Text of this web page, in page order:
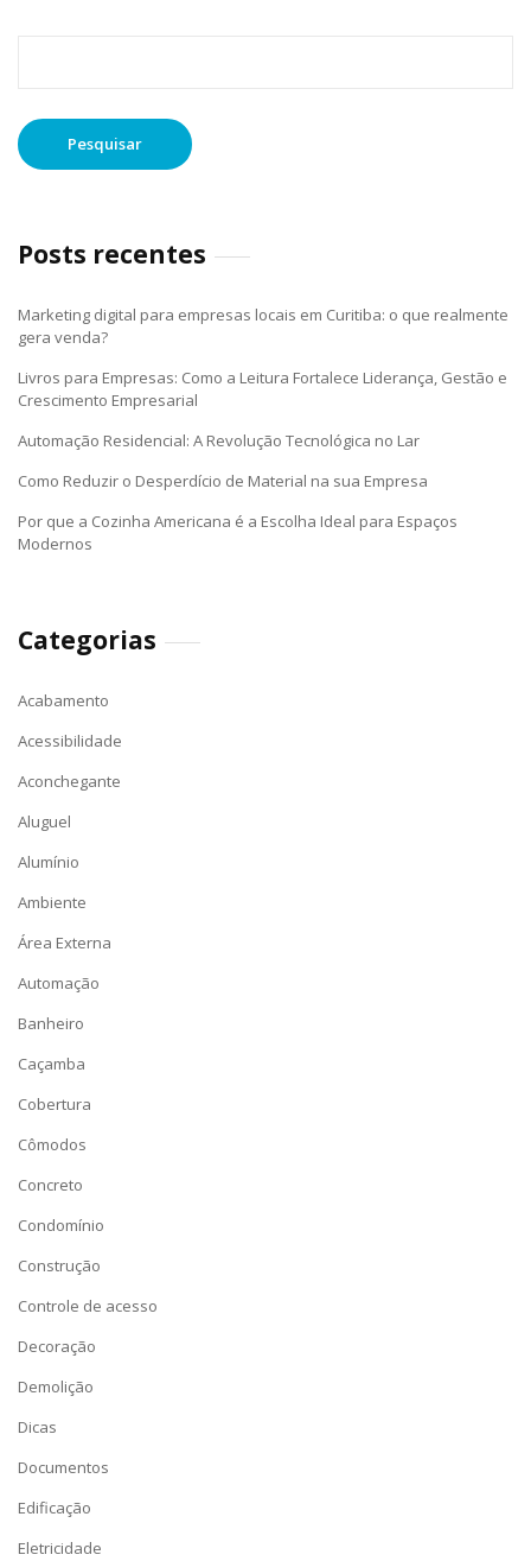
Posts recentes
Marketing digital para empresas locais em Curitiba: o que realmente
gera venda?
Livros para Empresas: Como a Leitura Fortalece Liderança, Gestão e
Crescimento Empresarial
Automação Residencial: A Revolução Tecnológica no Lar
Como Reduzir o Desperdício de Material na sua Empresa
Por que a Cozinha Americana é a Escolha Ideal para Espaços
Modernos
Categorias
Acabamento
Acessibilidade
Aconchegante
Aluguel
Alumínio
Ambiente
Área Externa
Automação
Banheiro
Caçamba
Cobertura
Cômodos
Concreto
Condomínio
Construção
Controle de acesso
Decoração
Demolição
Dicas
Documentos
Edificação
Eletricidade